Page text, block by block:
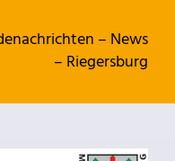
– News
– Riegersburg